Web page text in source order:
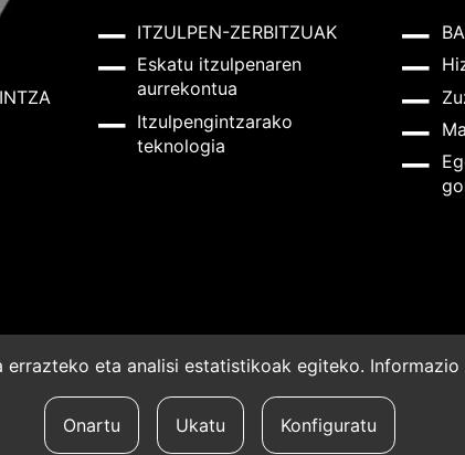
ITZULPEN-ZERBITZUAK
Eskatu itzulpenaren
aurrekontua
Itzulpengintzarako
teknologia
eta analisi estatistikoak egiteko.
Onartu Ukatu Konfiguratu